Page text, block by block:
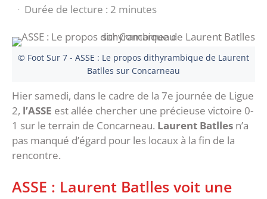
· Durée de lecture : 2 minutes
© Foot Sur 7 - ASSE : Le propos dithyrambique de Laurent
Batlles sur Concarneau
Hier samedi, dans le cadre de la 7e journée de Ligue
2, l’ASSE est allée chercher une précieuse victoire 0-
1 sur le terrain de Concarneau. Laurent Batlles n’a
pas manqué d’égard pour les locaux à la fin de la
rencontre.
ASSE : Laurent Batlles voit une